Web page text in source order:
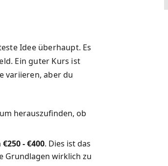
Idee überhaupt. Es
Ein guter Kurs ist
variieren, aber du
herauszufinden, ob
€250 - €400. Dies ist das
Grundlagen wirklich zu